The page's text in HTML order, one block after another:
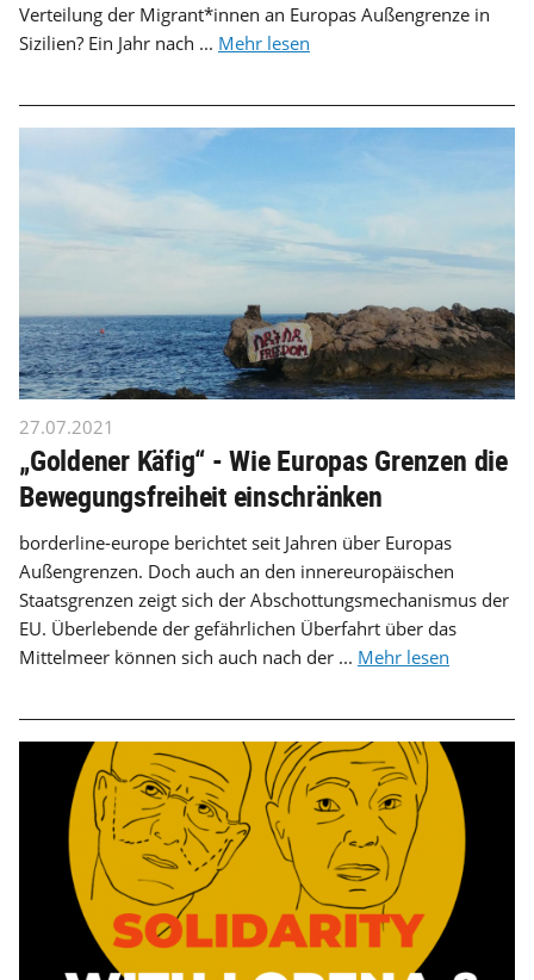
Verteilung der Migrant*innen an Europas Außengrenze in
Sizilien? Ein Jahr nach ... Mehr lesen
27.07.2021
„Goldener Käfig“ - Wie Europas Grenzen die
Bewegungsfreiheit einschränken
borderline-europe berichtet seit Jahren über Europas
Außengrenzen. Doch auch an den innereuropäischen
Staatsgrenzen zeigt sich der Abschottungsmechanismus der
EU. Überlebende der gefährlichen Überfahrt über das
Mittelmeer können sich auch nach der ... Mehr lesen